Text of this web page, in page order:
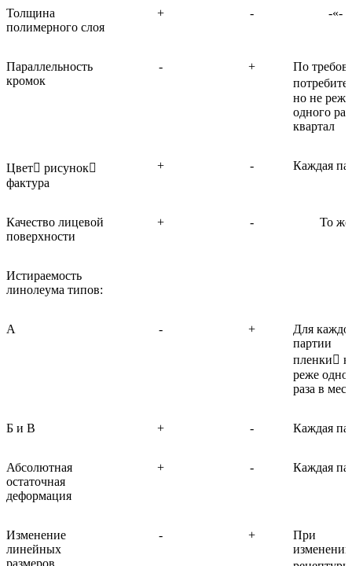
Толщина
полимерного слоя
+ - -«-
Параллельность
кромок
- +
По
но не реже
одного
квартал
Цвет рисунок
фактура
+ - Каждая
Качество лицевой
поверхности
+ - То же
Истираемость
линолеума типов:
А - +
Для
партии
пленки
реже
раза в
Б и В + - Каждая
Абсолютная
остаточная
деформация
+ - Каждая
Изменение
линейных
размеров
- +
При
изменении